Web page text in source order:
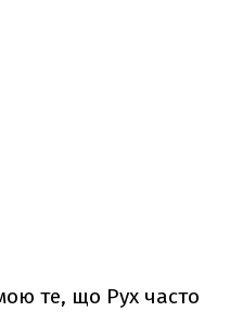
те, що Рух часто